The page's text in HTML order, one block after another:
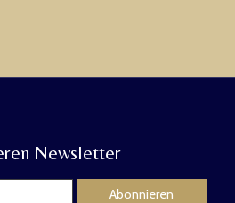
Newsletter
Abonnieren